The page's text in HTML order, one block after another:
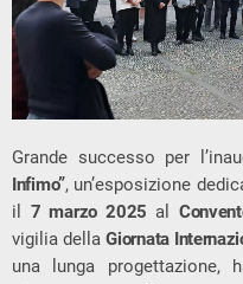
Grande successo per
Infimo”, un’esposizione
il 7 marzo 2025 al
vigilia dellaGiornata
una lunga progettazione,